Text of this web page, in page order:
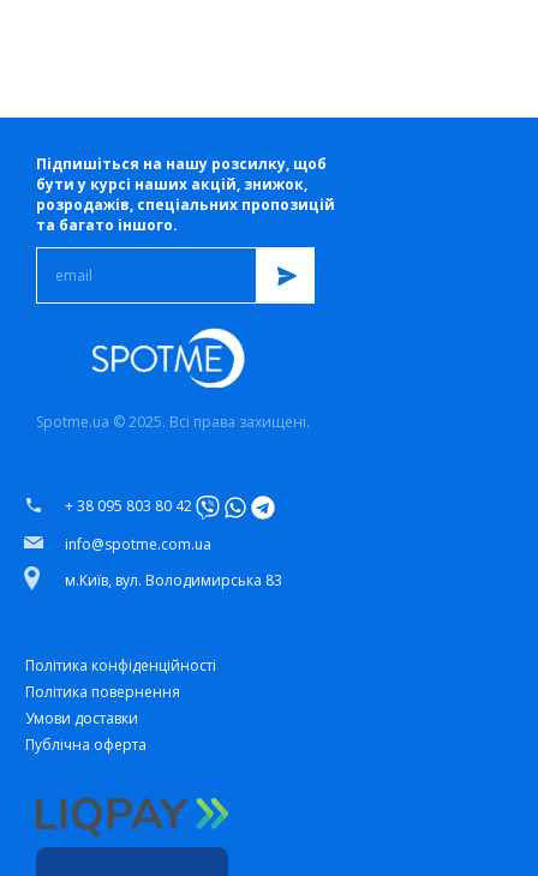
Підпишіться на нашу розсилку, щоб
бути у курсі наших акцій, знижок,
розродажів, спеціальних пропозицій
та багато іншого.
Spotme.ua © 2025. Всі права захищені.
+ 38 095 803 80 42
info@spotme.com.ua
м.Київ, вул. Володимирська 83
Політика конфіденційності
Політика повернення
Умови доставки
Публічна оферта